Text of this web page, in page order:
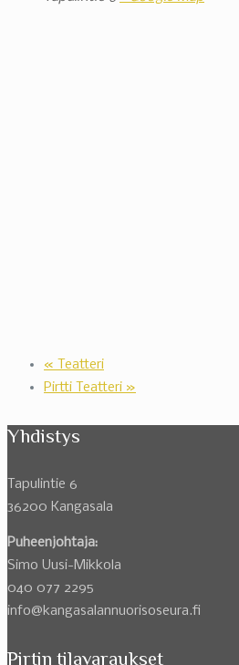
« Teatteri
Pirtti Teatteri »
Yhdistys
Tapulintie 6
36200 Kangasala
Puheenjohtaja:
Simo Uusi-Mikkola
040 077 2295
info@kangasalannuorisoseura.fi
Pirtin tilavaraukset